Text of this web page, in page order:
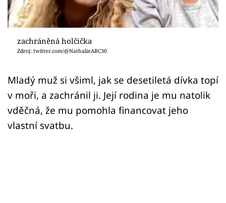
Sledujte prima+
Přihlášení
Sledujte nás
zachráněná holčička
Zdroj: twitter.com/@NathalieABC30
Mladý muž si všiml, jak se desetiletá dívka topí
v moři, a zachránil ji. Její rodina je mu natolik
vděčná, že mu pomohla financovat jeho
vlastní svatbu.